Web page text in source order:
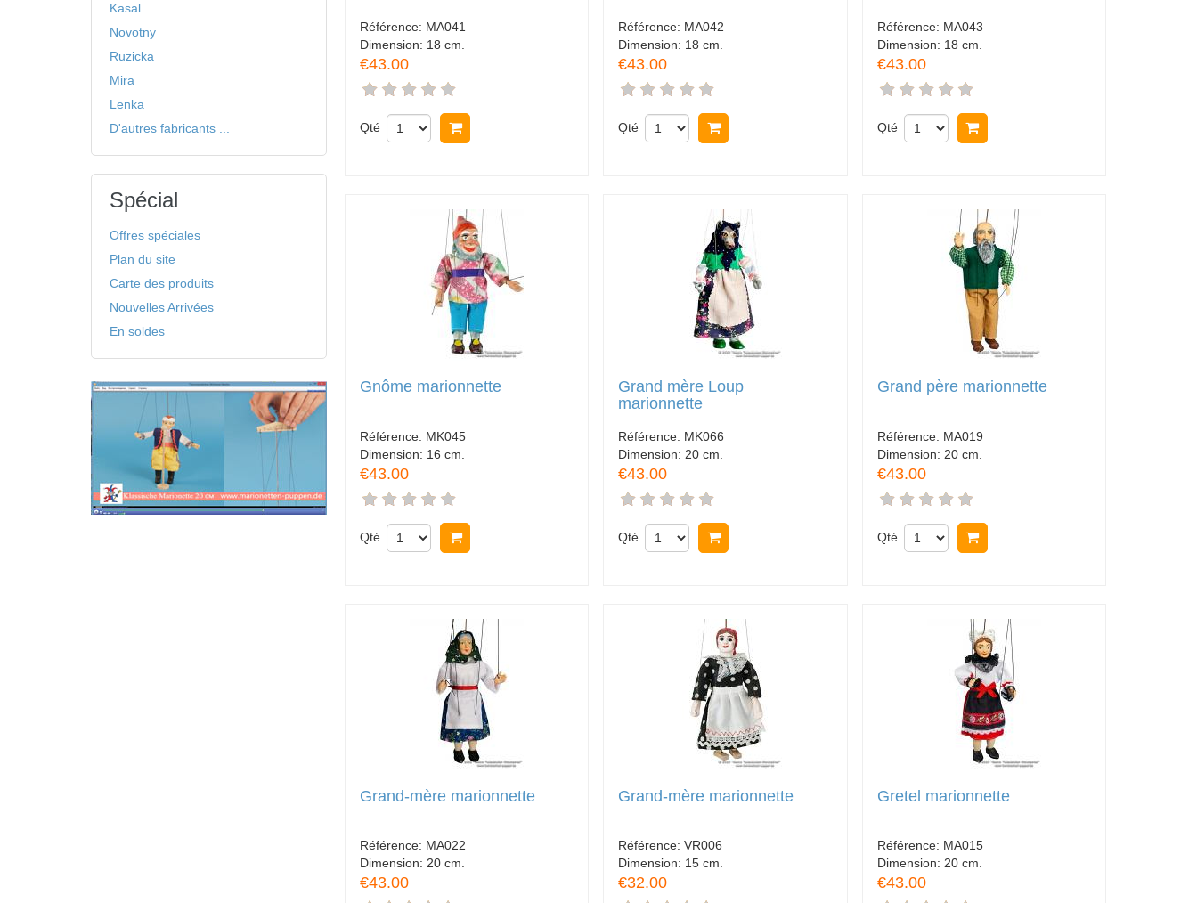
Référence: MA041
Dimension: 18 cm.
€43.00
Qté
Référence: MA042
Dimension: 18 cm.
€43.00
Qté
Référence: MA043
Dimension: 18 cm.
€43.00
Qté
Gnôme marionnette
Référence: MK045
Dimension: 16 cm.
€43.00
Qté
Grand mère Loup
marionnette
Référence: MK066
Dimension: 20 cm.
€43.00
Qté
Grand père marionnette
Référence: MA019
Dimension: 20 cm.
€43.00
Qté
Grand-mère marionnette
Référence: MA022
Dimension: 20 cm.
€43.00
Grand-mère marionnette
Référence:VR006
Dimension: 15 cm.
€32.00
Gretel marionnette
Référence: MA015
Dimension: 20 cm.
€43.00
Kasal
Novotny
Ruzicka
Mira
Lenka
D'autres fabricants ...
Spécial
Offres spéciales
Plan du site
Carte des produits
Nouvelles Arrivées
En soldes